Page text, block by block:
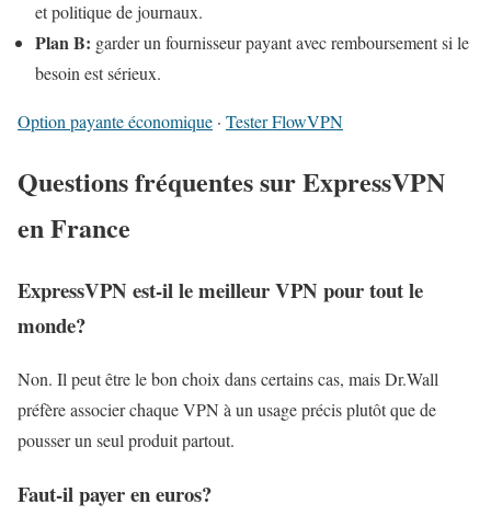
et politique de journaux.
Plan B: garder un fournisseur payant avec remboursement si le
besoin est sérieux.
Option payante économique · Tester FlowVPN
Questions fréquentes sur ExpressVPN
en France
ExpressVPN est-il le meilleur VPN pour tout le
monde?
Non. Il peut être le bon choix dans certains cas, mais Dr.Wall
préfère associer chaque VPN à un usage précis plutôt que de
pousser un seul produit partout.
Faut-il payer en euros?